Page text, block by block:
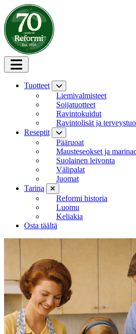
Siirry sisältöön
Tuotteet
Liemivalmisteet
Soijatuotteet
Ravintokuidut
Ravintolisät ja
Reseptit
Pääruoat
Mausteseokset ja
Suolainen leivonta
Välipalat
Juomat
Tarina
Reformi historia
Luomu
Keliakia
Osta täältä